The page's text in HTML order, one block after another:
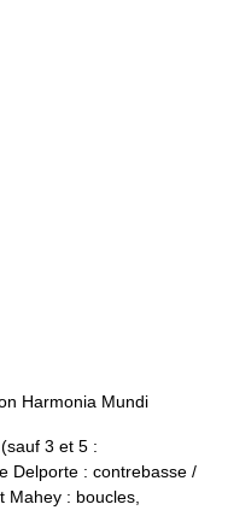
Harmonia Mundi
3 et 5 :
Delporte : contrebasse /
Mahey : boucles,